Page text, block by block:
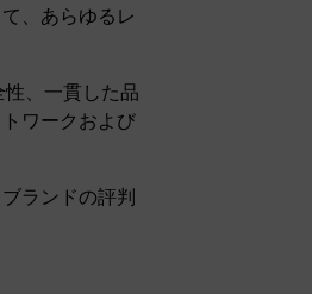
、あらゆるレ
性、一貫した品
ワークおよび
ランドの評判